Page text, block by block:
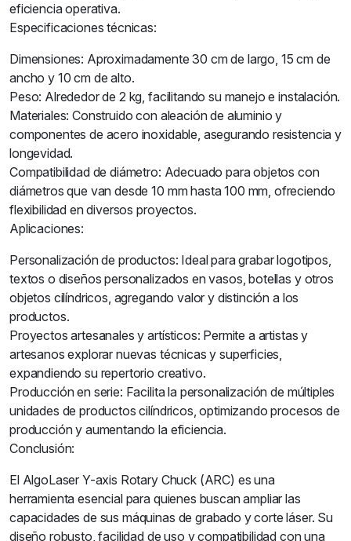
eficiencia operativa.
Especificaciones técnicas:
Dimensiones: Aproximadamente 30 cm de largo, 15 cm de
ancho y 10 cm de alto.
Peso: Alrededor de 2 kg, facilitando su manejo e instalación.
Materiales: Construido con aleación de aluminio y
componentes de acero inoxidable, asegurando resistencia y
longevidad.
Compatibilidad de diámetro: Adecuado para objetos con
diámetros que van desde 10 mm hasta 100 mm, ofreciendo
flexibilidad en diversos proyectos.
Aplicaciones:
Personalización de productos: Ideal para grabar logotipos,
textos o diseños personalizados en vasos, botellas y otros
objetos cilíndricos, agregando valor y distinción a los
productos.
Proyectos artesanales y artísticos: Permite a artistas y
artesanos explorar nuevas técnicas y superficies,
expandiendo su repertorio creativo.
Producción en serie: Facilita la personalización de múltiples
unidades de productos cilíndricos, optimizando procesos de
producción y aumentando la eficiencia.
Conclusión:
El AlgoLaser Y-axis Rotary Chuck (ARC) es una
herramienta esencial para quienes buscan ampliar las
capacidades de sus máquinas de grabado y corte láser. Su
diseño robusto, facilidad de uso y compatibilidad con una